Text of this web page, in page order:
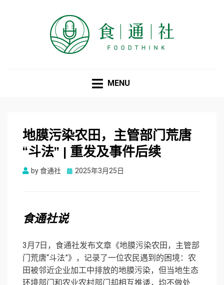
MENU
地膜污染农田，主管部门荒唐
“斗法” | 重发及事件后续
by食通社
Posted
2025年3月25日
食通社说
3月7日，食通社发布文章《地膜污染农田，主管部
门荒唐“斗法”》，记录了一位农民遇到的困境：农
田被邻近企业加工中排放的地膜污染，但当地生态
环境部门和农业农村部门却相互推诿，均不做处